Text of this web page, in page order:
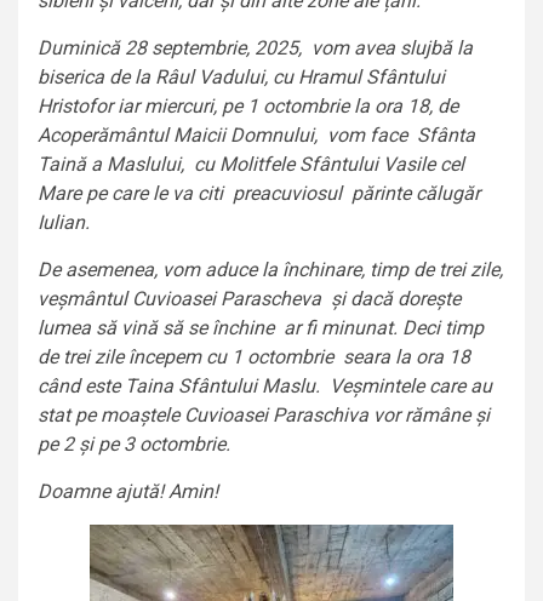
Duminică 28 septembrie, 2025, vom avea slujbă la
biserica de la Râul Vadului, cu Hramul Sfântului
Hristofor iar miercuri, pe 1 octombrie la ora 18, de
Acoperământul Maicii Domnului, vom face Sfânta
Taină a Maslului, cu Molitfele Sfântului Vasile cel
Mare pe care le va citi preacuviosul părinte călugăr
Iulian.
De asemenea, vom aduce la închinare, timp de trei zile,
veșmântul Cuvioasei Parascheva și dacă dorește
lumea să vină să se închine ar fi minunat. Deci timp
de trei zile începem cu 1 octombrie seara la ora 18
când este Taina Sfântului Maslu. Veșmintele care au
stat pe moaștele Cuvioasei Paraschiva vor rămâne și
pe 2 și pe 3 octombrie.
Doamne ajută! Amin!